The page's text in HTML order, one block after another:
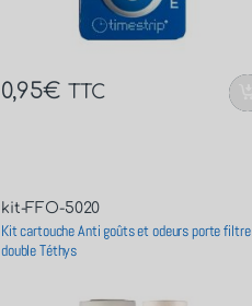
0,95€ TTC
kit-FFO-5020
Kit cartouche Anti goûts et odeurs porte filtre
double Téthys